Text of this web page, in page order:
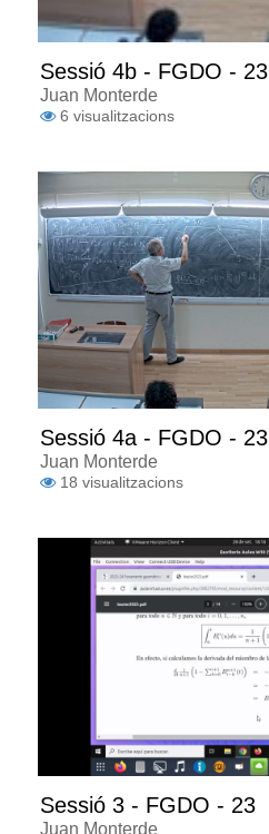
Sessió 4b - FGDO - 23
Juan Monterde
6 visualitzacions
Sessió 4a - FGDO - 23
Juan Monterde
18 visualitzacions
Sessió 3 - FGDO - 23
Juan Monterde